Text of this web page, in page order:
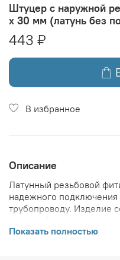
Штуцер с наружной
x 30 мм (латунь без
443 ₽
В избранное
Описание
Латунный резьбовой
надежного
трубопроводу. Изделие
средами.
Показать полностью